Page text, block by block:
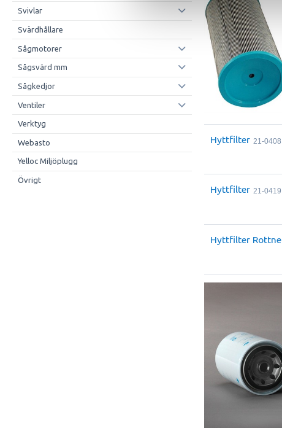
Svivlar
Svärdhållare
Sågmotorer
Sågsvärd mm
Sågkedjor
Ventiler
Verktyg
Webasto
Yelloc Miljöplugg
Övrigt
Hyttfilter 21-0408
Hyttfilter 21-0419
Hyttfilter Rottne